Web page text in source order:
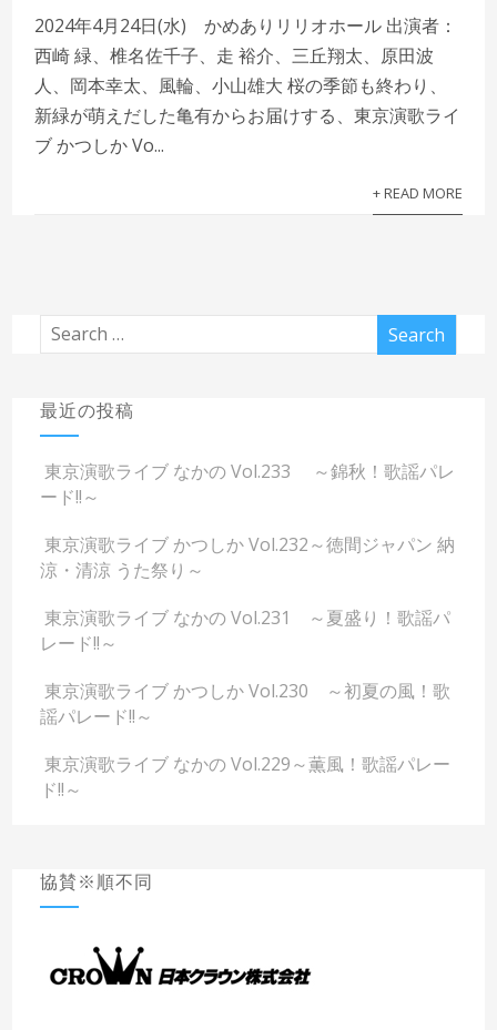
2024年4月24日(水) かめありリリオホール 出演者：
西崎 緑、椎名佐千子、走 裕介、三丘翔太、原田波
人、岡本幸太、風輪、小山雄大 桜の季節も終わり、
新緑が萌えだした亀有からお届けする、東京演歌ライ
ブ かつしか Vo...
+ READ MORE
最近の投稿
東京演歌ライブ なかの Vol.233 ～錦秋！歌謡パレ
ード!!～
東京演歌ライブ かつしか Vol.232～徳間ジャパン 納
涼・清涼 うた祭り～
東京演歌ライブ なかの Vol.231 ～夏盛り！歌謡パ
レード!!～
東京演歌ライブ かつしか Vol.230 ～初夏の風！歌
謡パレード!!～
東京演歌ライブ なかの Vol.229～薫風！歌謡パレー
ド!!～
協賛※順不同